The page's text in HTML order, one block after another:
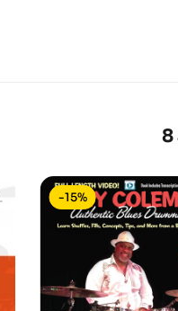
8
-15%